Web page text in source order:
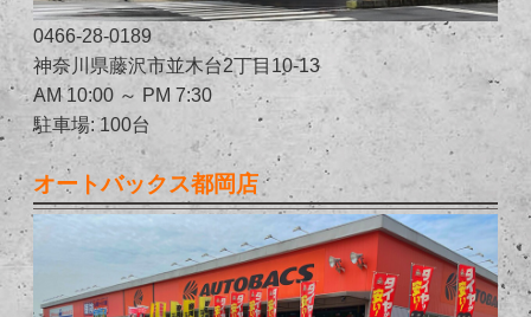
0466-28-0189
神奈川県藤沢市並木台2丁目10-13
AM 10:00 ～ PM 7:30
駐車場: 100台
オートバックス都岡店